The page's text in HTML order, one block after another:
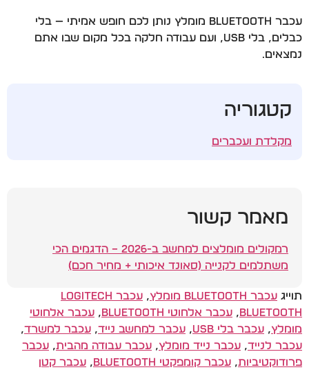
עכבר Bluetooth מומלץ נותן לכם חופש אמיתי — בלי
כבלים, בלי USB, ועם עבודה חלקה בכל מקום שבו אתם
נמצאים.
קטגוריה
מקלדת ועכברים
מאמר קשור
רמקולים מומלצים למחשב ב-2026 – הדגמים הכי
משתלמים לקנייה (סאונד איכותי + מחיר חכם)
תוייג עכבר Bluetooth מומלץ ,
עכבר Logitech
Bluetooth
, עכבר אלחוטי Bluetooth , עכבר אלחוטי
מומלץ, עכבר בלי USB , עכבר למחשב נייד, עכבר למשרד,
עכבר לנייד, עכבר נייד מומלץ, עכבר עבודה מהבית, עכבר
פרודוקטיביות, עכבר קומפקטי Bluetooth , עכבר קטן